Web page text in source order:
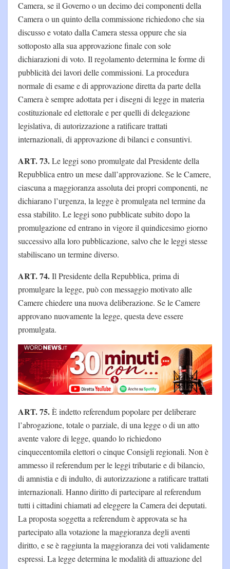
Camera, se il Governo o un decimo dei componenti della
Camera o un quinto della commissione richiedono che sia
discusso e votato dalla Camera stessa oppure che sia
sottoposto alla sua approvazione finale con sole
dichiarazioni di voto. Il regolamento determina le forme di
pubblicità dei lavori delle commissioni. La procedura
normale di esame e di approvazione diretta da parte della
Camera è sempre adottata per i disegni di legge in materia
costituzionale ed elettorale e per quelli di delegazione
legislativa, di autorizzazione a ratificare trattati
internazionali, di approvazione di bilanci e consuntivi.
ART. 73.Le leggi sono promulgate dal Presidente della
Repubblica entro un mese dall’approvazione. Se le Camere,
ciascuna a maggioranza assoluta dei propri componenti, ne
dichiarano l’urgenza, la legge è promulgata nel termine da
essa stabilito. Le leggi sono pubblicate subito dopo la
promulgazione ed entrano in vigore il quindicesimo giorno
successivo alla loro pubblicazione, salvo che le leggi stesse
stabiliscano un termine diverso.
ART. 74.Il Presidente della Repubblica, prima di
promulgare la legge, può con messaggio motivato alle
Camere chiedere una nuova deliberazione. Se le Camere
approvano nuovamente la legge, questa deve essere
promulgata.
ART. 75.È indetto referendum popolare per deliberare
l’abrogazione, totale o parziale, di una legge o di un atto
avente valore di legge, quando lo richiedono
cinquecentomila elettori o cinque Consigli regionali. Non è
ammesso il referendum per le leggi tributarie e di bilancio,
di amnistia e di indulto, di autorizzazione a ratificare trattati
internazionali. Hanno diritto di partecipare al referendum
tutti i cittadini chiamati ad eleggere la Camera dei deputati.
La proposta soggetta a referendum è approvata se ha
partecipato alla votazione la maggioranza degli aventi
diritto, e se è raggiunta la maggioranza dei voti validamente
espressi. La legge determina le modalità di attuazione del